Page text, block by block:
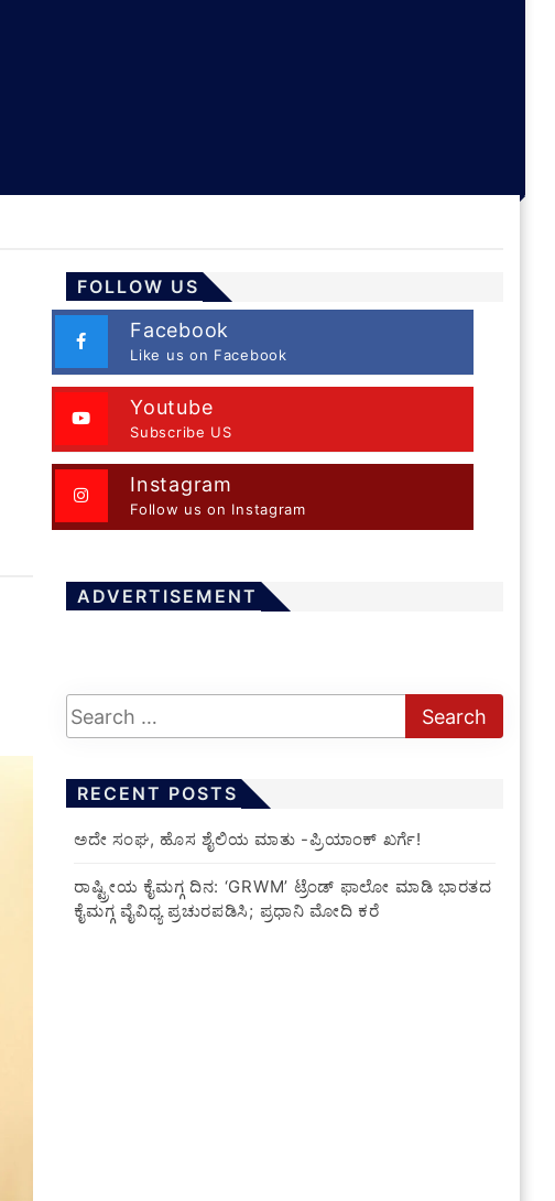
FOLLOW US
Facebook
Like us on Facebook
Youtube
Subscribe US
Instagram
Follow us on Instagram
ADVERTISEMENT
RECENT POSTS
ಅದೇ ಸಂಘ, ಹೊಸ ಶೈಲಿಯ ಮಾತು -ಪ್ರಿಯಾಂಕ್ ಖರ್ಗೆ!
ರಾಷ್ಟ್ರೀಯ ಕೈಮಗ್ಗ ದಿನ: ‘GRWM’ ಟ್ರೆಂಡ್ ಫಾಲೋ ಮಾಡಿ ಭಾರತದ
ಕೈಮಗ್ಗ ವೈವಿಧ್ಯ ಪ್ರಚುರಪಡಿಸಿ; ಪ್ರಧಾನಿ ಮೋದಿ ಕರೆ